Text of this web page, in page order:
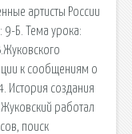
артисты России
9-Б. Тема урока:
к сообщениям о
История создания
работал
поиск